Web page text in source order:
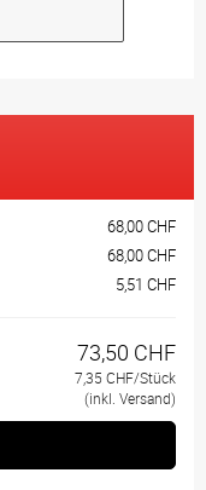
68,00 CHF
68,00 CHF
5,51 CHF
73,50 CHF
7,35 CHF/Stück
(inkl. Versand)